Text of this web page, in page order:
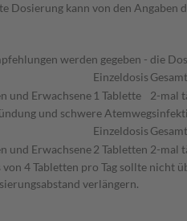
Dosierung kann von den Angaben
werden gegeben - die
Einzeldosis
und Erwachsene 1 Tablette 2-mal
und schwere
Einzeldosis
und Erwachsene2 Tabletten 2-mal
von 4 Tabletten pro Tag sollte
verlängern.